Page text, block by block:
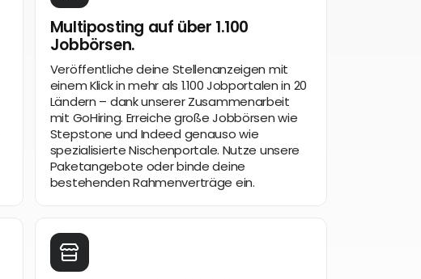
Multiposting auf über 1.100
Jobbörsen.
Veröffentliche deine Stellenanzeigen mit
einem Klick in mehr als 1.100 Jobportalen in 20
Ländern – dank unserer Zusammenarbeit
mit GoHiring. Erreiche große Jobbörsen wie
Stepstone und Indeed genauso wie
spezialisierte Nischenportale. Nutze unsere
Paketangebote oder binde deine
bestehenden Rahmenverträge ein.